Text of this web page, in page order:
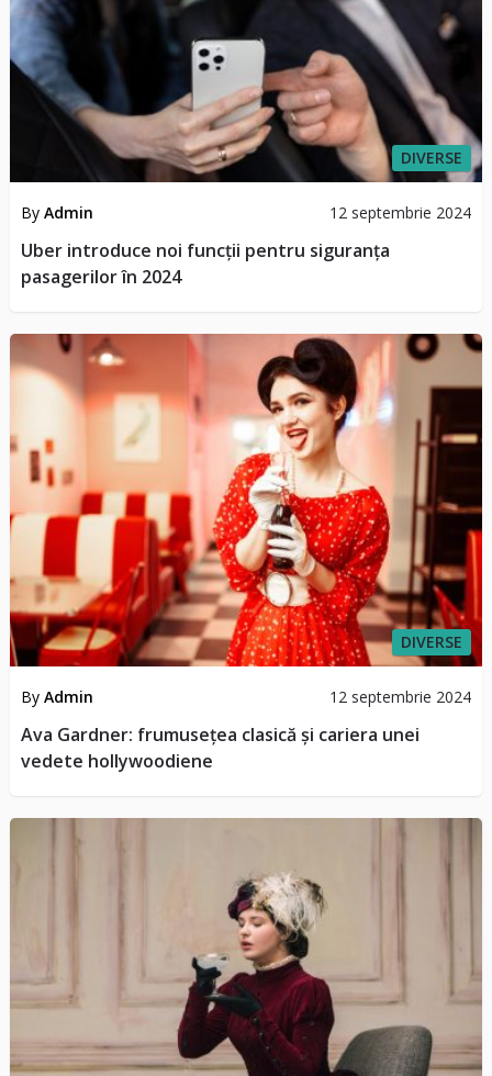
DIVERSE
By Admin 12 septembrie 2024
Uber introduce noi funcții pentru siguranța
pasagerilor în 2024
DIVERSE
By Admin 12 septembrie 2024
Ava Gardner: frumusețea clasică și cariera unei
vedete hollywoodiene